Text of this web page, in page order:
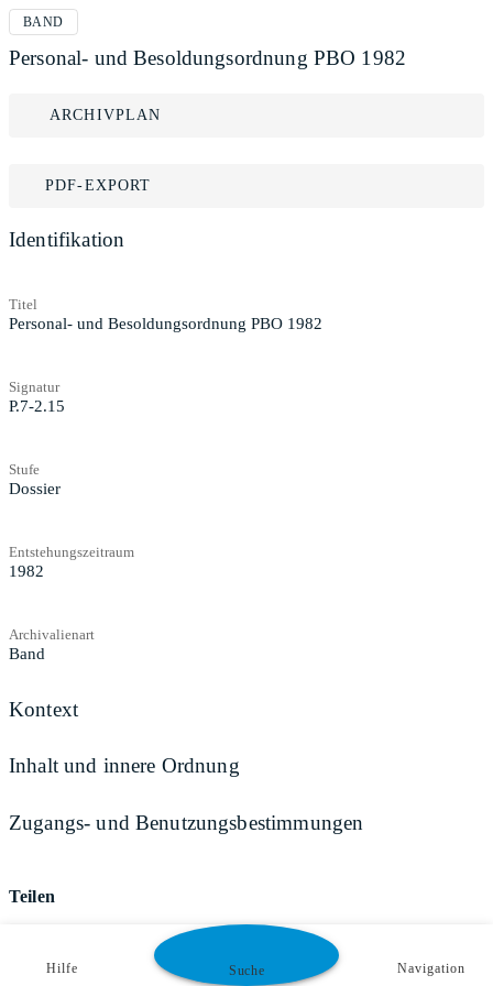
BAND
Personal- und Besoldungsordnung PBO 1982
ARCHIVPLAN
PDF-EXPORT
Identifikation
Titel
Personal- und Besoldungsordnung PBO 1982
Signatur
P.7-2.15
Stufe
Dossier
Entstehungszeitraum
1982
Archivalienart
Band
Kontext
Inhalt und innere Ordnung
Zugangs- und Benutzungsbestimmungen
Teilen
Hilfe Suche Navigation